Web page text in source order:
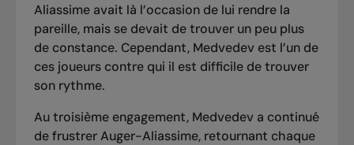
Aliassime avait là l’occasion de lui rendre la
pareille, mais se devait de trouver un peu plus
de constance. Cependant, Medvedev est l’un de
ces joueurs contre qui il est difficile de trouver
son rythme.
Au troisième engagement, Medvedev a continué
de frustrer Auger-Aliassime, retournant chaque